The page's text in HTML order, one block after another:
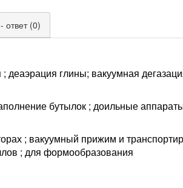
ответ (0)
деаэрация глины; вакуумная
бутылок ; доильные
; вакуумный прижим и
; для формообразования